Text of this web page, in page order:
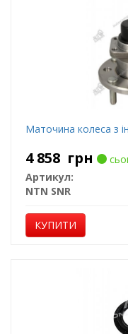
Маточина колеса з
4 858 грн
Артикул:
NTN SNR
КУПИТИ